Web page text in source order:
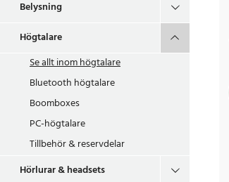
Belysning
Högtalare
Se allt inomhögtalare
Bluetooth högtalare
Boomboxes
PC-högtalare
Tillbehör & reservdelar
Hörlurar & headsets